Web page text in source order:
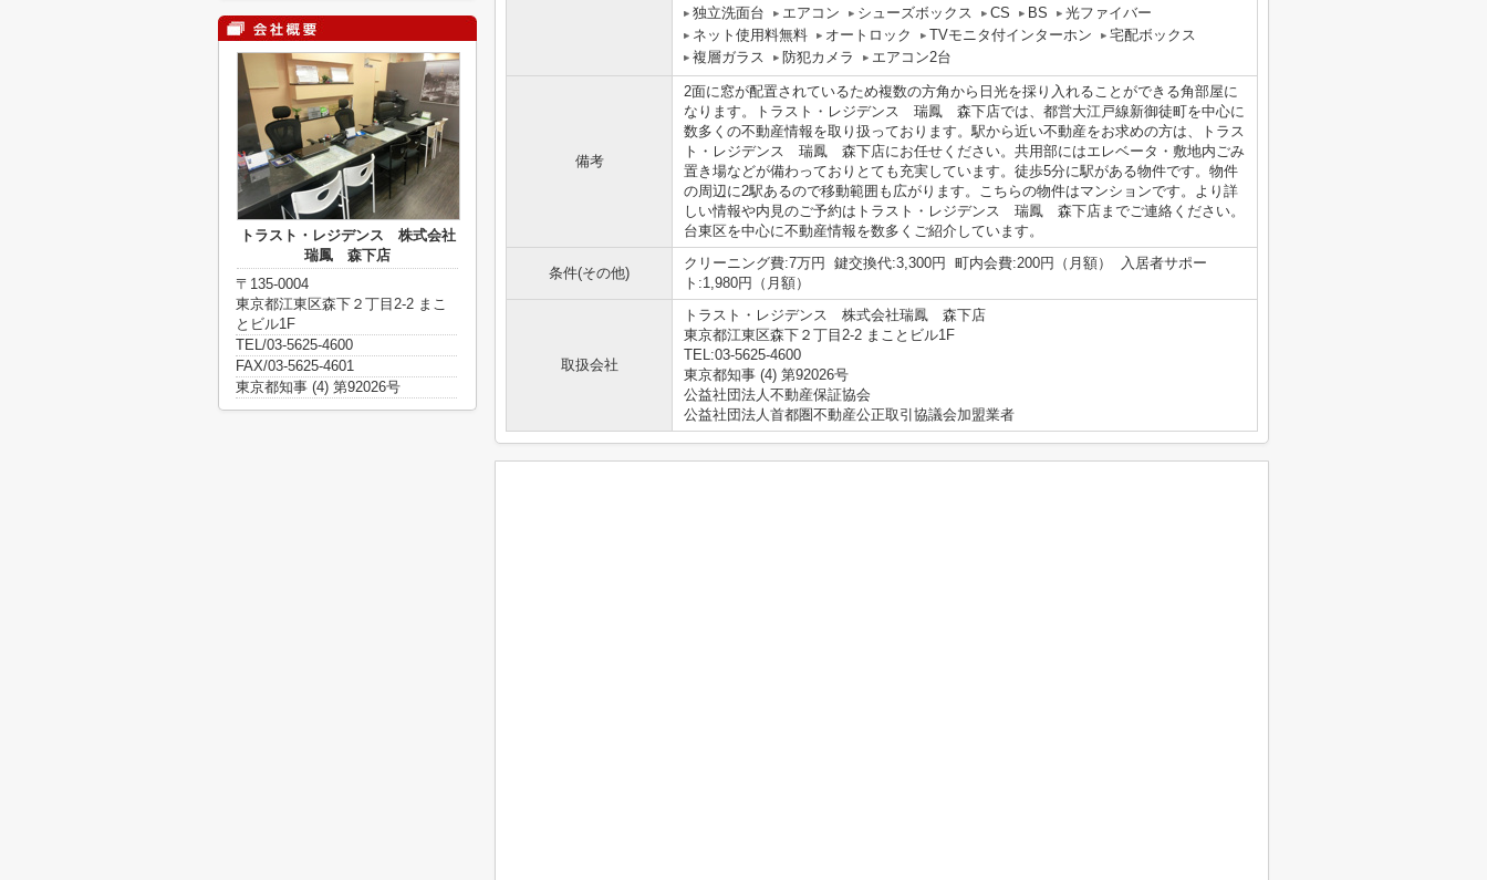
独立洗面台
エアコン シューズボックス CS BS
光ファイバー
ネット使用料無料
オートロック TVモニタ付インターホン
宅配ボックス
複層ガラス
防犯カメラ エアコン2台
備考
2面に窓が配置されているため複数の方角から日光を採り入れることができる角部屋に
なります。トラスト・レジデンス 瑞鳳 森下店では、都営大江戸線新御徒町を中心に
数多くの不動産情報を取り扱っております。駅から近い不動産をお求めの方は、トラス
ト・レジデンス 瑞鳳 森下店にお任せください。共用部にはエレベータ・敷地内ごみ
置き場などが備わっておりとても充実しています。徒歩5分に駅がある物件です。物件
の周辺に2駅あるので移動範囲も広がります。こちらの物件はマンションです。より詳
しい情報や内見のご予約はトラスト・レジデンス 瑞鳳 森下店までご連絡ください。
台東区を中心に不動産情報を数多くご紹介しています。
条件(その他)
クリーニング費:7万円 鍵交換代:3,300円 町内会費:200円（月額） 入居者サポー
ト:1,980円（月額）
取扱会社
トラスト・レジデンス 株式会社瑞鳳 森下店
東京都江東区森下２丁目2-2 まことビル1F
TEL:03-5625-4600
東京都知事 (4) 第92026号
公益社団法人不動産保証協会
公益社団法人首都圏不動産公正取引協議会加盟業者
トラスト・レジデンス 株式会社
瑞鳳 森下店
〒135-0004
東京都江東区森下２丁目2-2 まこ
とビル1F
TEL/03-5625-4600
FAX/03-5625-4601
東京都知事 (4) 第92026号